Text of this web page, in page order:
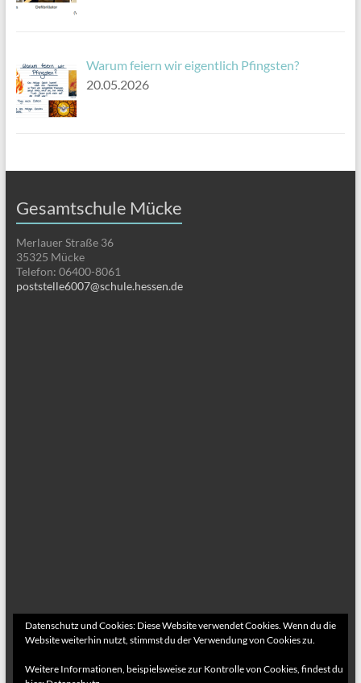
Warum feiern wir eigentlich Pfingsten?
20.05.2026
Gesamtschule Mücke
Merlauer Straße 36
35325 Mücke
Telefon: 06400-8061
poststelle6007@schule.hessen.de
Datenschutz und Cookies: Diese Website verwendet Cookies. Wenn du die
Website weiterhin nutzt, stimmst du der Verwendung von Cookies zu.
Weitere Informationen, beispielsweise zur Kontrolle von Cookies, findest du